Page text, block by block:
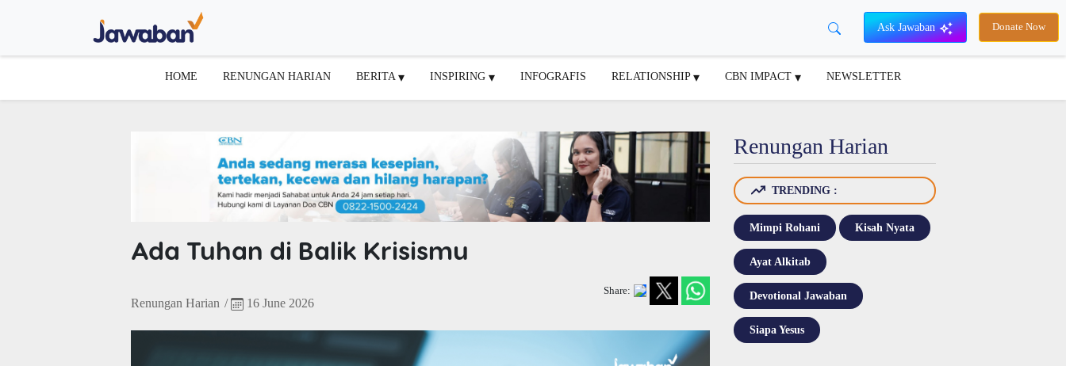
Ask Jawaban Donate Now
HOME RENUNGAN HARIAN BERITA INSPIRING INFOGRAFIS RELATIONSHIP CBN IMPACT NEWSLETTER
Ada Tuhan di Balik Krisismu
Renungan Harian / 16 June 2026
Share:
Renungan Harian
TRENDING :
Mimpi Rohani Kisah Nyata
Ayat Alkitab
Devotional Jawaban
Siapa Yesus